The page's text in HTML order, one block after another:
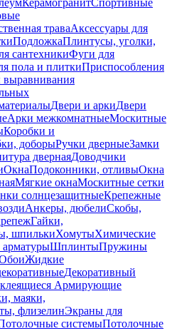
КерамогранитСпортивные
траваАксессуары для
ПодложкаПлинтусы, уголки,
сантехникиФуги для
пола и плиткиПриспособления
Двери и аркиДвери
Арки межкомнатныеМоскитные
Коробки и
доборыРучки дверныеЗамки
двернаяДоводчики
ОкнаПодоконники, отливыОкна
Мягкие окнаМоскитные сетки
солнцезащитныеКрепежные
Анкеры, дюбелиСкобы,
Гайки,
шпилькиХомутыХимические
ШплинтыПружины
Жидкие
Декоративный
Армирующие
маяки,
флизелинЭкраны для
системыПотолочные